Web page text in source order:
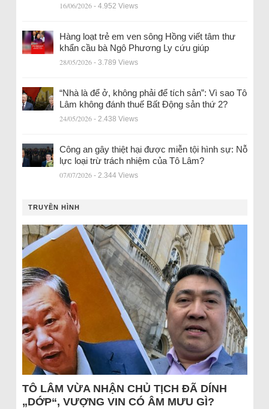
16/06/2026 - 4.952 Views
Hàng loạt trẻ em ven sông Hồng viết tâm thư
khẩn cầu bà Ngô Phương Ly cứu giúp
28/05/2026 - 3.789 Views
“Nhà là để ở, không phải để tích sản”: Vì sao Tô
Lâm không đánh thuế Bất Động sản thứ 2?
24/05/2026 - 2.438 Views
Công an gây thiệt hại được miễn tội hình sự: Nỗ
lực loại trừ trách nhiệm của Tô Lâm?
07/07/2026 - 2.344 Views
TRUYỀN HÌNH
TÔ LÂM VỪA NHẬN CHỦ TỊCH ĐÃ DÍNH
„DỚP“, VƯỢNG VIN CÓ ÂM MƯU GÌ?